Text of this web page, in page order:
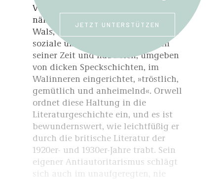
Verantwortungslosigkeit«. Miller
nämlich verstecke sich im Bauch des
Wals, interessiere sich nicht für das
soziale und politische Geschehen
seiner Zeit und habe sich, umgeben
von dicken Speckschichten, im
Walinneren eingerichtet, »tröstlich,
gemütlich und anheimelnd«. Orwell
ordnet diese Haltung in die
Literaturgeschichte ein, und es ist
bewundernswert, wie leichtfüßig er
durch die britische Literatur der
1920er- und 1930er-Jahre trabt. Sein
eigener Antiautoritarismus schlägt
sich auch im unaufgeregten, nie
JETZT UNTERSTÜTZEN